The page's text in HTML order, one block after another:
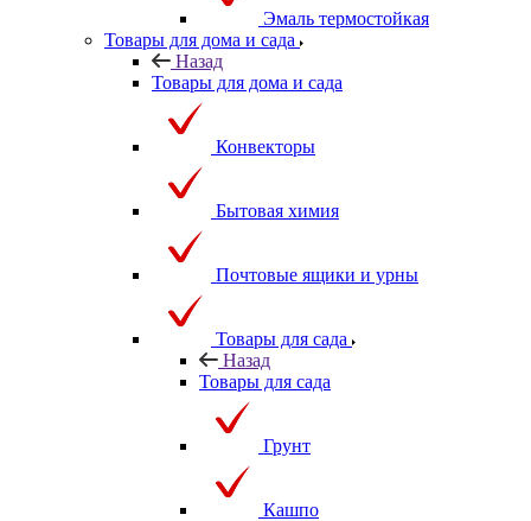
Эмаль термостойкая
Товары для дома и сада
Назад
Товары для дома и сада
Конвекторы
Бытовая химия
Почтовые ящики и урны
Товары для сада
Назад
Товары для сада
Грунт
Кашпо